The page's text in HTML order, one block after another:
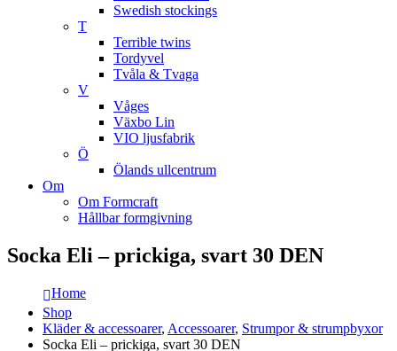
Swedish stockings
T
Terrible twins
Tordyvel
Tvåla & Tvaga
V
Våges
Växbo Lin
VIO ljusfabrik
Ö
Ölands ullcentrum
Om
Om Formcraft
Hållbar formgivning
Socka Eli – prickiga, svart 30 DEN
Home
Shop
Kläder & accessoarer, Accessoarer, Strumpor & strumpbyxor
Socka Eli – prickiga, svart 30 DEN